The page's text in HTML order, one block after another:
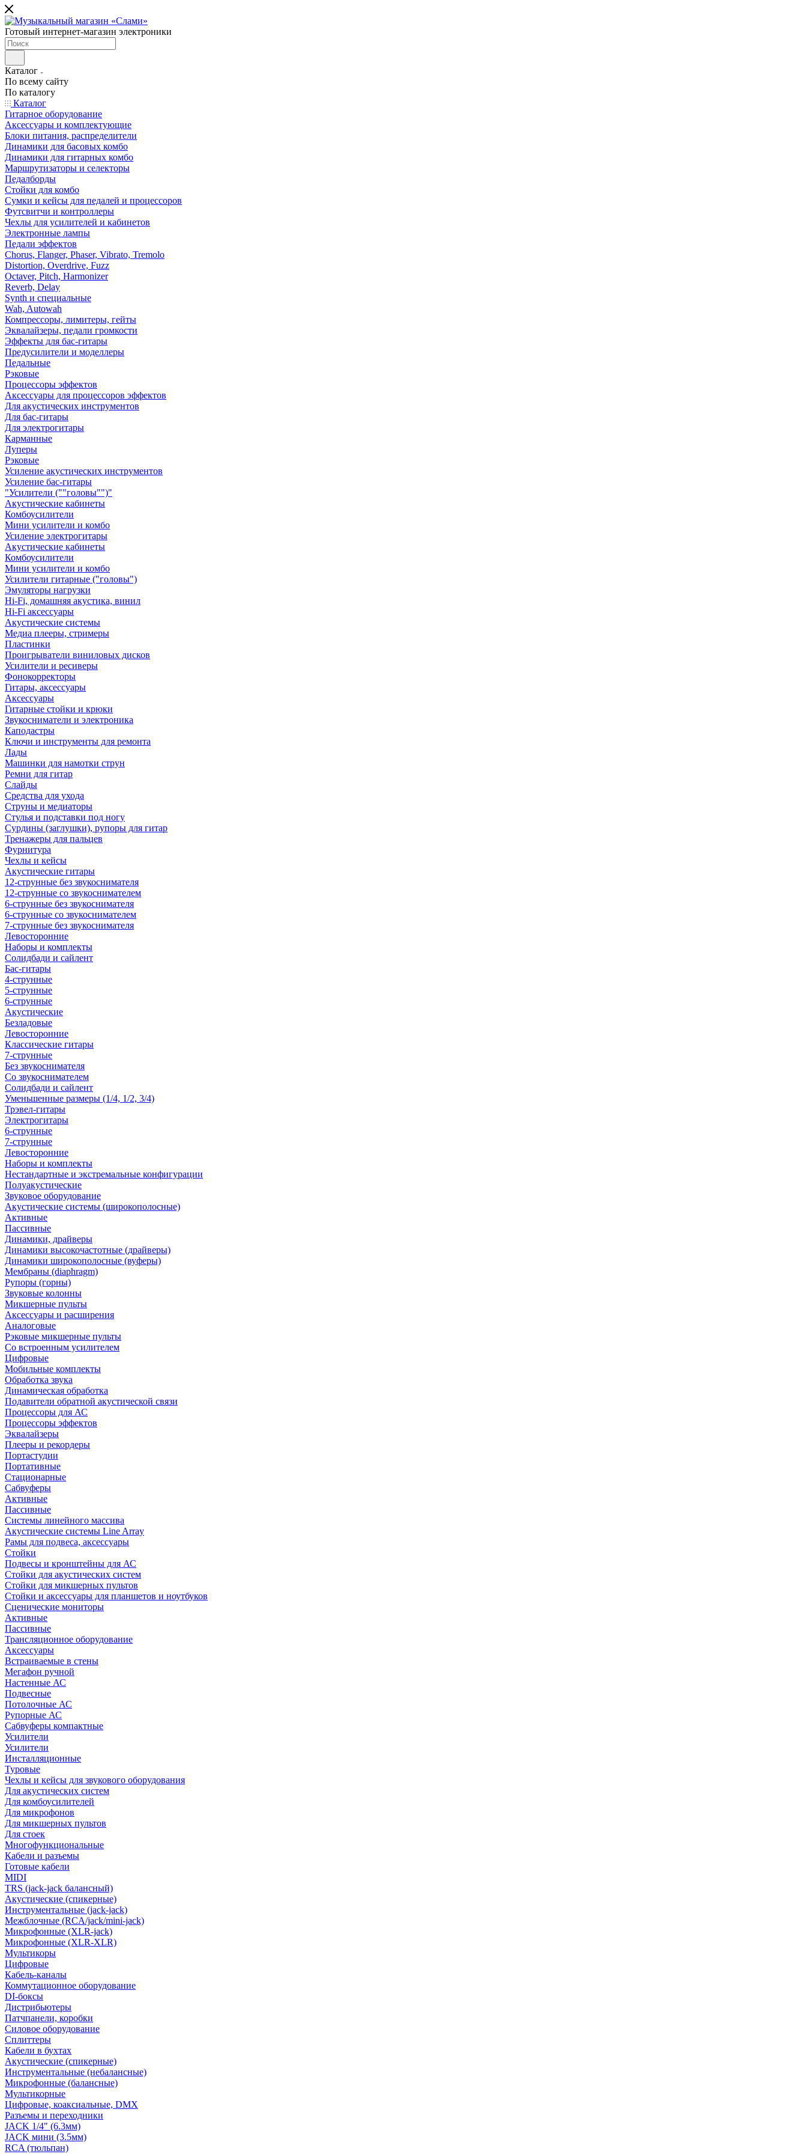
Готовый интернет-магазин электроники
Каталог
По всему сайту
По каталогу
Каталог
Гитарное оборудование
Аксессуары и комплектующие
Блоки питания, распределители
Динамики для басовых комбо
Динамики для гитарных комбо
Маршрутизаторы и селекторы
Педалборды
Стойки для комбо
Сумки и кейсы для педалей и процессоров
Футсвитчи и контроллеры
Чехлы для усилителей и кабинетов
Электронные лампы
Педали эффектов
Chorus, Flanger, Phaser, Vibrato, Tremolo
Distortion, Overdrive, Fuzz
Octaver, Pitch, Harmonizer
Reverb, Delay
Synth и специальные
Wah, Autowah
Компрессоры, лимитеры, гейты
Эквалайзеры, педали громкости
Эффекты для бас-гитары
Предусилители и моделлеры
Педальные
Рэковые
Процессоры эффектов
Аксессуары для процессоров эффектов
Для акустических инструментов
Для бас-гитары
Для электрогитары
Карманные
Луперы
Рэковые
Усиление акустических инструментов
Усиление бас-гитары
"Усилители (""головы"")"
Акустические кабинеты
Комбоусилители
Мини усилители и комбо
Усиление электрогитары
Акустические кабинеты
Комбоусилители
Мини усилители и комбо
Усилители гитарные ("головы")
Эмуляторы нагрузки
Hi-Fi, домашняя акустика, винил
Hi-Fi аксессуары
Акустические системы
Медиа плееры, стримеры
Пластинки
Проигрыватели виниловых дисков
Усилители и ресиверы
Фонокорректоры
Гитары, аксессуары
Аксессуары
Гитарные стойки и крюки
Звукосниматели и электроника
Каподастры
Ключи и инструменты для ремонта
Лады
Машинки для намотки струн
Ремни для гитар
Слайды
Средства для ухода
Струны и медиаторы
Стулья и подставки под ногу
Сурдины (заглушки), рупоры для гитар
Тренажеры для пальцев
Фурнитура
Чехлы и кейсы
Акустические гитары
12-струнные без звукоснимателя
12-струнные со звукоснимателем
6-струнные без звукоснимателя
6-струнные со звукоснимателем
7-струнные без звукоснимателя
Левосторонние
Наборы и комплекты
Солидбади и сайлент
Бас-гитары
4-струнные
5-струнные
6-струнные
Акустические
Безладовые
Левосторонние
Классические гитары
7-струнные
Без звукоснимателя
Со звукоснимателем
Солидбади и сайлент
Уменьшенные размеры (1/4, 1/2, 3/4)
Трэвел-гитары
Электрогитары
6-струнные
7-струнные
Левосторонние
Наборы и комплекты
Нестандартные и экстремальные конфигурации
Полуакустические
Звуковое оборудование
Акустические системы (широкополосные)
Активные
Пассивные
Динамики, драйверы
Динамики высокочастотные (драйверы)
Динамики широкополосные (вуферы)
Мембраны (diaphragm)
Рупоры (горны)
Звуковые колонны
Микшерные пульты
Аксессуары и расширения
Аналоговые
Рэковые микшерные пульты
Со встроенным усилителем
Цифровые
Мобильные комплекты
Обработка звука
Динамическая обработка
Подавители обратной акустической связи
Процессоры для АС
Процессоры эффектов
Эквалайзеры
Плееры и рекордеры
Портастудии
Портативные
Стационарные
Сабвуферы
Активные
Пассивные
Системы линейного массива
Акустические системы Line Array
Рамы для подвеса, аксессуары
Стойки
Подвесы и кронштейны для АС
Стойки для акустических систем
Стойки для микшерных пультов
Стойки и аксессуары для планшетов и ноутбуков
Сценические мониторы
Активные
Пассивные
Трансляционное оборудование
Аксессуары
Встраиваемые в стены
Мегафон ручной
Настенные АС
Подвесные
Потолочные АС
Рупорные АС
Сабвуферы компактные
Усилители
Усилители
Инсталляционные
Туровые
Чехлы и кейсы для звукового оборудования
Для акустических систем
Для комбоусилителей
Для микрофонов
Для микшерных пультов
Для стоек
Многофункциональные
Кабели и разъемы
Готовые кабели
MIDI
TRS (jack-jack балансный)
Акустические (спикерные)
Инструментальные (jack-jack)
Межблочные (RCA/jack/mini-jack)
Микрофонные (XLR-jack)
Микрофонные (XLR-XLR)
Мультикоры
Цифровые
Кабель-каналы
Коммутационное оборудование
DI-боксы
Дистрибьютеры
Патчпанели, коробки
Силовое оборудование
Сплиттеры
Кабели в бухтах
Акустические (спикерные)
Инструментальные (небалансные)
Микрофонные (балансные)
Мультикорные
Цифровые, коаксиальные, DMX
Разъемы и переходники
JACK 1/4" (6.3мм)
JACK мини (3.5мм)
RCA (тюльпан)